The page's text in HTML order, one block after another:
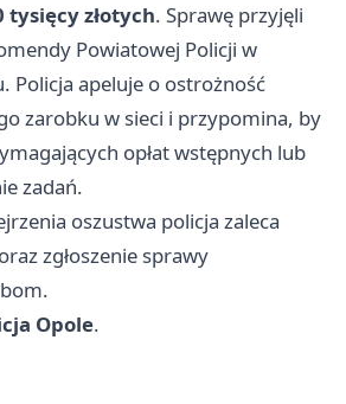
tysięcy złotych. Sprawę przyjęli
Powiatowej Policji w
Policja apeluje o ostrożność
zarobku w sieci i przypomina, by
opłat wstępnych lub
zadań.
oszustwa policja zaleca
zgłoszenie sprawy
Opole.